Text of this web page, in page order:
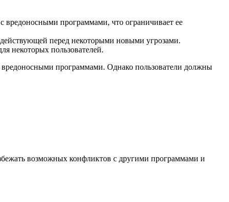
вредоносными программами, что ограничивает ее
перед некоторыми новыми угрозами.
некоторых пользователей.
программами. Однако пользователи должны
возможных конфликтов с другими программами и